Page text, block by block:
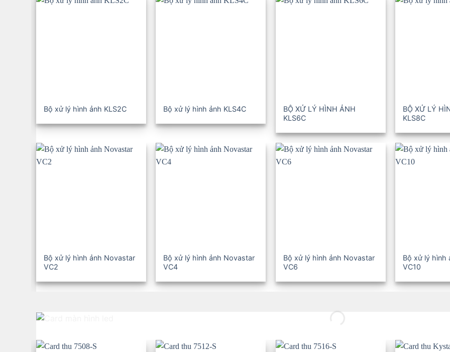
Bộ xử lý hình ảnh KLS2C Bộ xử lý hình ảnh KLS4C
BỘ XỬ LÝ HÌNH ẢNH
KLS6C
BỘ XỬ LÝ
KLS8C
Bộ xử lý hình ảnh Novastar
VC2
Bộ xử lý hình ảnh Novastar
VC4
Bộ xử lý hình ảnh Novastar
VC6
Bộ xử lý hình
VC10